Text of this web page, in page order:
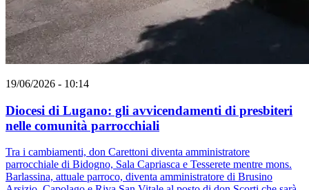
19/06/2026 - 10:14
Diocesi di Lugano: gli avvicendamenti di presbiteri
nelle comunità parrocchiali
Tra i cambiamenti, don Carettoni diventa amministratore
parrocchiale di Bidogno, Sala Capriasca e Tesserete mentre mons.
Barlassina, attuale parroco, diventa amministratore di Brusino